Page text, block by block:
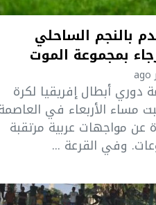
بالنجم الساحلي
بمجموعة الموت
دوري أبطال إفريقيا لكرة
مساء الأربعاء في
عن مواجهات عربية مرتقبة
وفي القرعة ...